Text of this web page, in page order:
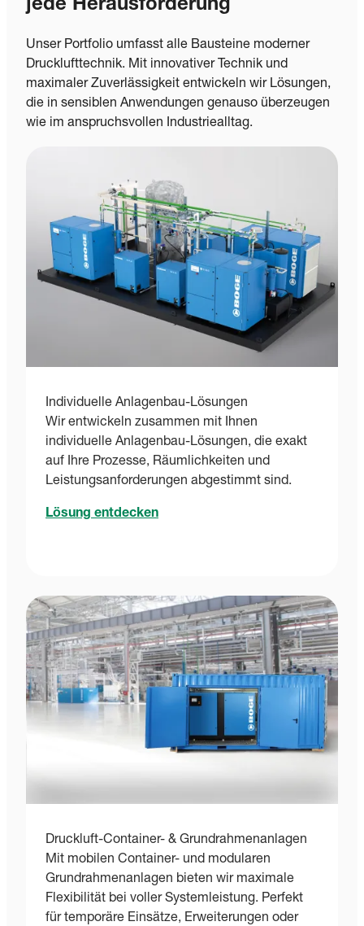
jede Herausforderung
Unser Portfolio umfasst alle Bausteine moderner
Drucklufttechnik. Mit innovativer Technik und
maximaler Zuverlässigkeit entwickeln wir Lösungen,
die in sensiblen Anwendungen genauso überzeugen
wie im anspruchsvollen Industriealltag.
Individuelle Anlagenbau-Lösungen
Wir entwickeln zusammen mit Ihnen
individuelle Anlagenbau-Lösungen, die exakt
auf Ihre Prozesse, Räumlichkeiten und
Leistungsanforderungen abgestimmt sind.
Lösung entdecken
Druckluft-Container- & Grundrahmenanlagen
Mit mobilen Container- und modularen
Grundrahmenanlagen bieten wir maximale
Flexibilität bei voller Systemleistung. Perfekt
für temporäre Einsätze, Erweiterungen oder